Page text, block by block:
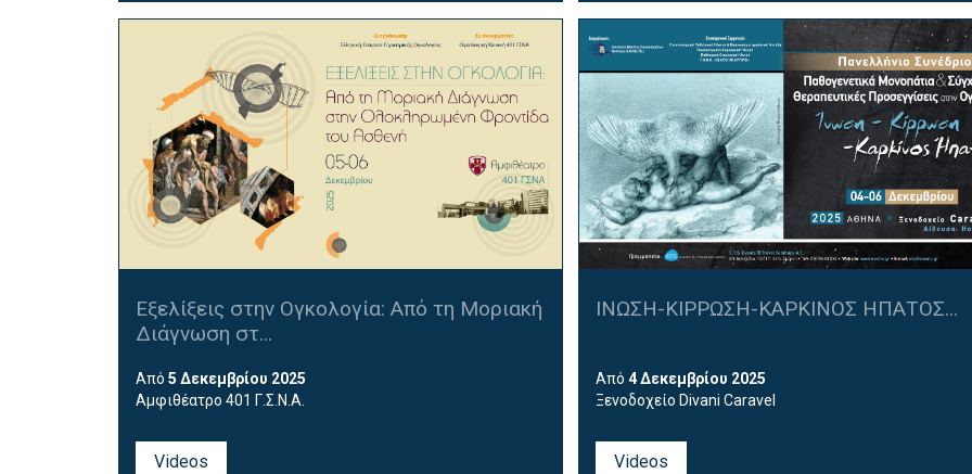
Εξελίξεις στην Ογκολογία: Από τη Μοριακή
Διάγνωση στ...
Από 5 Δεκεμβρίου 2025
Αμφιθέατρο 401 Γ.Σ.Ν.Α.
Videos
ΙΝΩΣΗ-ΚΙΡΡΩΣΗ-ΚΑΡΚΙΝΟΣ ΗΠΑΤΟΣ...
Από4 Δεκεμβρίου 2025
Ξενοδοχείο Divani Caravel
Videos